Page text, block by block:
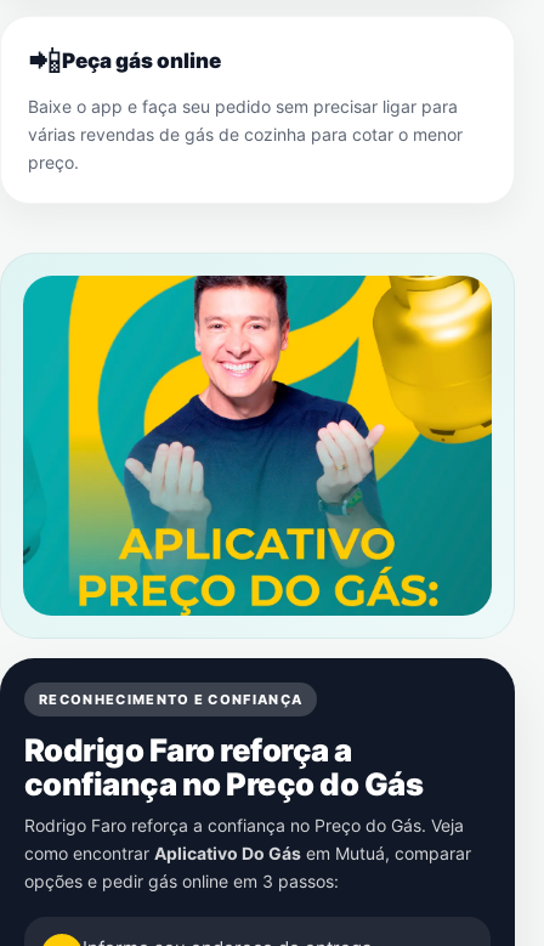
📲Peça gás online
Baixe o app e faça seu pedido sem precisar ligar para
várias revendas de gás de cozinha para cotar o menor
preço.
RECONHECIMENTO E CONFIANÇA
Rodrigo Faro reforça a
confiança no Preço do Gás
Rodrigo Faro reforça a confiança no Preço do Gás. Veja
como encontrar Aplicativo Do Gás em Mutuá, comparar
opções e pedir gás online em 3 passos: